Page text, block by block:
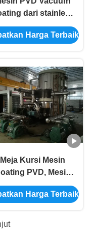
dari stainless
steel
Harga Terbaik
Meja Kursi Mesin
PVD, Mesin
Pelapis Vakum
Steel Tinggi
Harga Terbaik